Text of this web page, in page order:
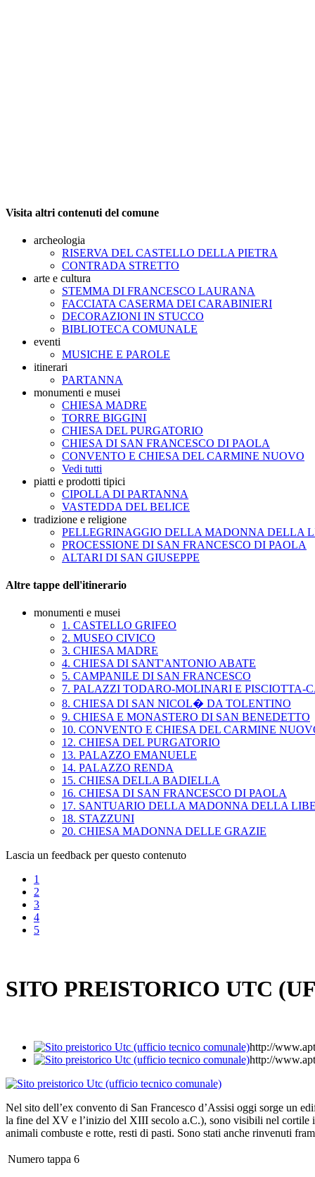
Visita altri contenuti del comune
archeologia
RISERVA DEL CASTELLO DELLA PIETRA
CONTRADA STRETTO
arte e cultura
STEMMA DI FRANCESCO LAURANA
FACCIATA CASERMA DEI CARABINIERI
DECORAZIONI IN STUCCO
BIBLIOTECA COMUNALE
eventi
MUSICHE E PAROLE
itinerari
PARTANNA
monumenti e musei
CHIESA MADRE
TORRE BIGGINI
CHIESA DEL PURGATORIO
CHIESA DI SAN FRANCESCO DI PAOLA
CONVENTO E CHIESA DEL CARMINE NUOVO
Vedi tutti
piatti e prodotti tipici
CIPOLLA DI PARTANNA
VASTEDDA DEL BELICE
tradizione e religione
PELLEGRINAGGIO DELLA MADONNA DELLA
PROCESSIONE DI SAN FRANCESCO DI PAOLA
ALTARI DI SAN GIUSEPPE
Altre tappe dell'itinerario
monumenti e musei
1. CASTELLO GRIFEO
2. MUSEO CIVICO
3. CHIESA MADRE
4. CHIESA DI SANT'ANTONIO ABATE
5. CAMPANILE DI SAN FRANCESCO
7. PALAZZI TODARO-MOLINARI E PISCIOTTA-
8. CHIESA DI SAN NICOL� DA TOLENTINO
9. CHIESA E MONASTERO DI SAN BENEDETTO
10. CONVENTO E CHIESA DEL CARMINE
12. CHIESA DEL PURGATORIO
13. PALAZZO EMANUELE
14. PALAZZO RENDA
15. CHIESA DELLA BADIELLA
16. CHIESA DI SAN FRANCESCO DI PAOLA
17. SANTUARIO DELLA MADONNA DELLA
18. STAZZUNI
20. CHIESA MADONNA DELLE GRAZIE
Lascia un feedback per questo contenuto
1
2
3
4
5
SITO PREISTORICO UTC
http://
http://
Nel sito dell’ex convento di San Francesco d’Assisi oggi sorge un
la fine del XV e l’inizio del XIII secolo a.C.), sono visibili nel cortile
animali combuste e rotte, resti di pasti. Sono stati anche rinvenuti
Numero tappa 6